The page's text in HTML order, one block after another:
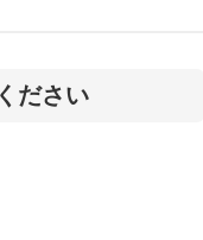
ださい